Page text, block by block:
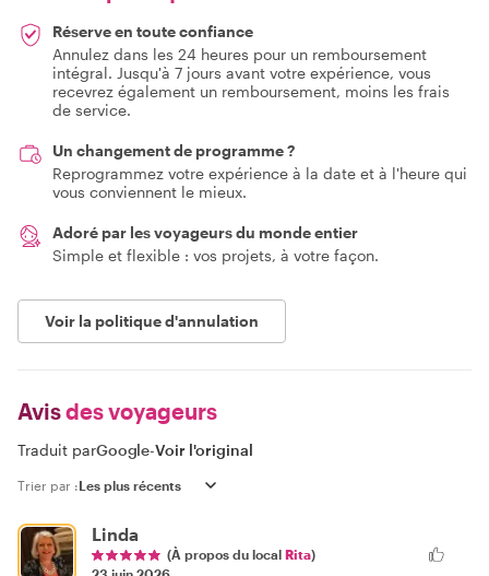
Réserve en toute confiance
Annulez dans les 24 heures pour un remboursement
intégral. Jusqu'à 7 jours avant votre expérience, vous
recevrez également un remboursement, moins les frais
de service.
Un changement de programme ?
Reprogrammez votre expérience à la date et à l'heure qui
vous conviennent le mieux.
Adoré par les voyageurs du monde entier
Simple et flexible : vos projets, à votre façon.
Voir la politique d'annulation
Avisdes voyageurs
Traduit parGoogle-Voir l'original
Trier par :
Linda
(À propos du local Rita)